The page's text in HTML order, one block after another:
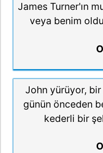
James Turner'ın
veya benim
John yürüyor,
günün önceden
kederli bir